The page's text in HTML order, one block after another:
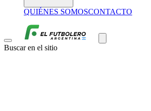
QUIÉNES SOMOSCONTACTO
Buscar en el sitio